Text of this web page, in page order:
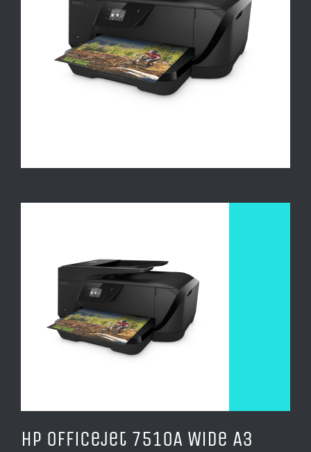
HP Officejet 7510A Wide A3